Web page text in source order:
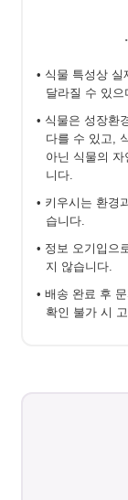
• 식물 특성상
달라질 수 있으
• 식물은 성장환
다를 수 있고,
아닌 식물의
니다.
• 키우시는 환경
습니다.
• 정보 오기입으
지 않습니다.
• 배송 완료 후
확인 불가 시